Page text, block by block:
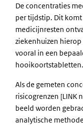
De concentraties
per tijdstip. Dit komt
medicijnresten
ziekenhuizen
vooral in een
hooikoortstabletten.
Als de gemeten
risicogrenzen [LINK
beeld worden
analytische